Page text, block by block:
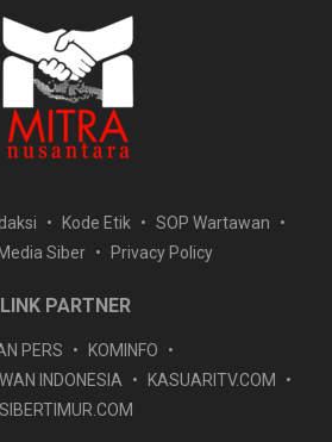
Kode Etik
SOP Wartawan
Siber
Privacy Policy
LINK PARTNER
PERS
KOMINFO
INDONESIA
KASUARITV.COM
SIBERTIMUR.COM